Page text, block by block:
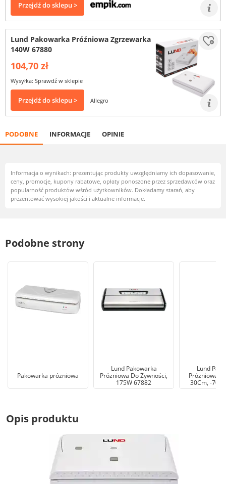
Przejdź do sklepu >
Lund Pakowarka Próźniowa Zgrzewarka
140W 67880
104,70 zł
Wysyłka: Sprawdź w sklepie
Przejdź do sklepu > Allegro
PODOBNE INFORMACJE OPINIE
Informacja o wynikach: prezentując produkty uwzględniamy ich dopasowanie,
ceny, promocje, kupony rabatowe, opłaty ponoszone przez sprzedawców oraz
popularność produktów wśród użytkowników. Dokładamy starań, aby
prezentować wysokiej jakości i aktualne informacje.
Podobne strony
Pakowarka próżniowa
Lund Pakowarka
Próżniowa Do Żywności,
175W 67882
Lund
Próżniowa
30Cm, -
Opis produktu